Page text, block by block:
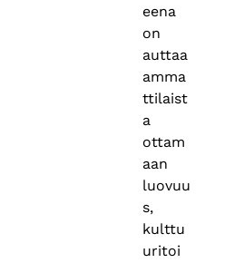
eena
on
auttaa
amma
ttilaist
a
ottam
aan
luovuu
s,
kulttu
uritoi